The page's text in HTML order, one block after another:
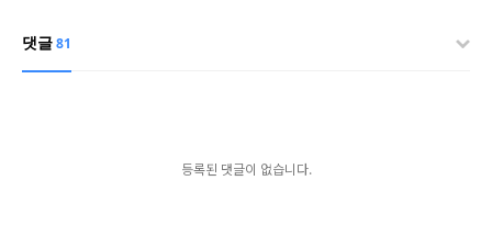
댓글81
등록된 댓글이 없습니다.